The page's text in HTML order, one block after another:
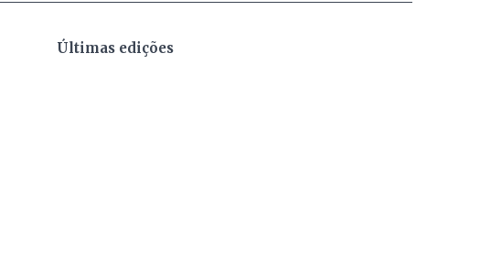
Últimas edições